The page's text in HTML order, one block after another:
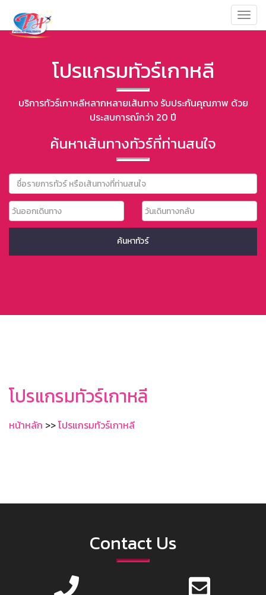
โปรแกรมทัวร์เกาหลี
บริการทัวร์เกาหลีหลากหลายเส้นทาง รับประกันคุณภาพ ด้วย
ประสบการณ์กว่า 20 ปี
ค้นหาเส้นทางทัวร์ที่ท่านสนใจ
โปรแกรมทัวร์เกาหลี
หน้าหลัก >>โปรแกรมทัวร์เกาหลี
Contact Us